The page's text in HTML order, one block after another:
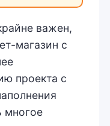
важен,
магазин с
проекта с
многое